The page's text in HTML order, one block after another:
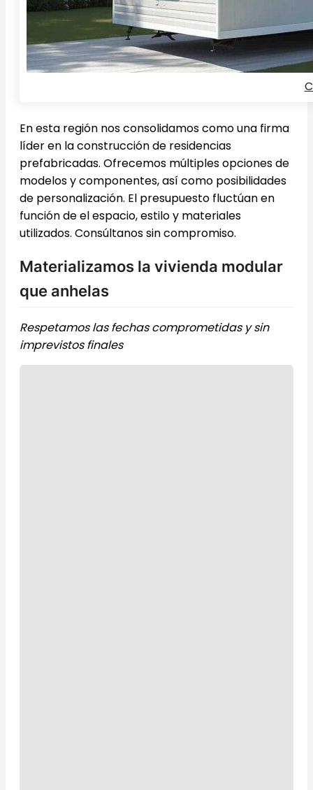
En esta región nos consolidamos como una firma
líder en la construcción de residencias
prefabricadas. Ofrecemos múltiples opciones de
modelos y componentes, así como posibilidades
de personalización. El presupuesto fluctúan en
función de el espacio, estilo y materiales
utilizados. Consúltanos sin compromiso.
Materializamos la vivienda modular
que anhelas
Respetamos las fechas comprometidas y sin
imprevistos finales